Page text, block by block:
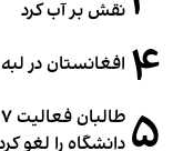
نقش بر آب کرد
۴ افغانستان در
۵ دانشگاه را لغو